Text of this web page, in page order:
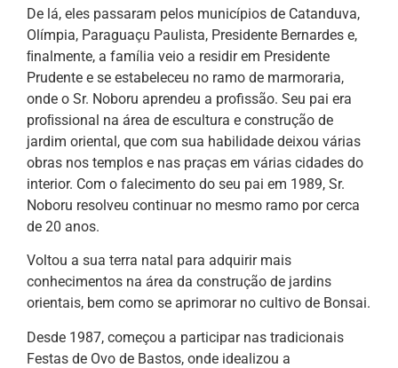
De lá, eles passaram pelos municípios de Catanduva,
Olímpia, Paraguaçu Paulista, Presidente Bernardes e,
ﬁnalmente, a família veio a residir em Presidente
Prudente e se estabeleceu no ramo de marmoraria,
onde o Sr. Noboru aprendeu a profissão. Seu pai era
proﬁssional na área de escultura e construção de
jardim oriental, que com sua habilidade deixou várias
obras nos templos e nas praças em várias cidades do
interior. Com o falecimento do seu pai em 1989, Sr.
Noboru resolveu continuar no mesmo ramo por cerca
de 20 anos.
Voltou a sua terra natal para adquirir mais
conhecimentos na área da construção de jardins
orientais, bem como se aprimorar no cultivo de Bonsai.
Desde 1987, começou a participar nas tradicionais
Festas de Ovo de Bastos, onde idealizou a